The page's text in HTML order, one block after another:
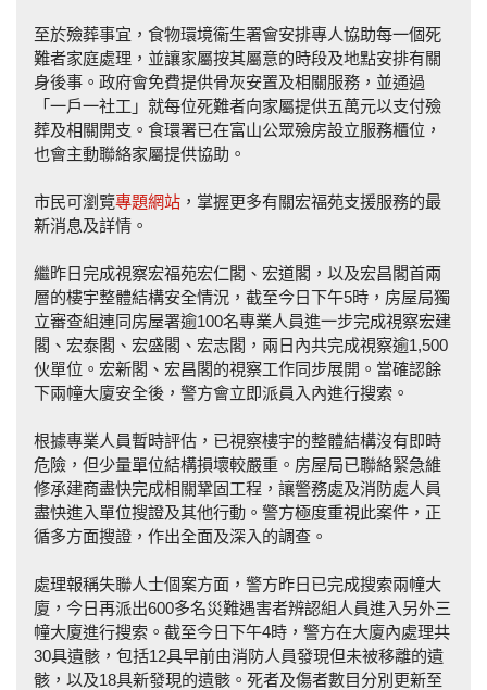
至於殮葬事宜，食物環境衞生署會安排專人協助每一個死
難者家庭處理，並讓家屬按其屬意的時段及地點安排有關
身後事。政府會免費提供骨灰安置及相關服務，並通過
「一戶一社工」就每位死難者向家屬提供五萬元以支付殮
葬及相關開支。食環署已在富山公眾殮房設立服務櫃位，
也會主動聯絡家屬提供協助。
市民可瀏覽專題網站 ，掌握更多有關宏福苑支援服務的最
新消息及詳情。
繼昨日完成視察宏福苑宏仁閣、宏道閣，以及宏昌閣首兩
層的樓宇整體結構安全情況，截至今日下午5時，房屋局獨
立審查組連同房屋署逾100名專業人員進一步完成視察宏建
閣、宏泰閣、宏盛閣、宏志閣，兩日內共完成視察逾1,500
伙單位。宏新閣、宏昌閣的視察工作同步展開。當確認餘
下兩幢大廈安全後，警方會立即派員入內進行搜索。
根據專業人員暫時評估，已視察樓宇的整體結構沒有即時
危險，但少量單位結構損壞較嚴重。房屋局已聯絡緊急維
修承建商盡快完成相關鞏固工程，讓警務處及消防處人員
盡快進入單位搜證及其他行動。警方極度重視此案件，正
循多方面搜證，作出全面及深入的調查。
處理報稱失聯人士個案方面，警方昨日已完成搜索兩幢大
廈，今日再派出600多名災難遇害者辨認組人員進入另外三
幢大廈進行搜索。截至今日下午4時，警方在大廈內處理共
30具遺骸，包括12具早前由消防人員發現但未被移離的遺
骸，以及18具新發現的遺骸。死者及傷者數目分別更新至